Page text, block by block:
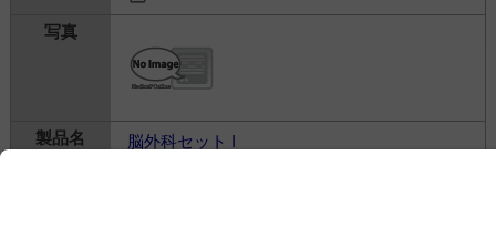
脳外科セット I